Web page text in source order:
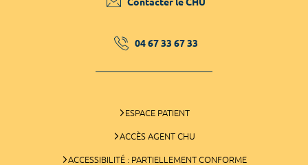
04 67 33 67 33
ESPACE PATIENT
ACCÈS AGENT CHU
ACCESSIBILITÉ : PARTIELLEMENT CONFORME